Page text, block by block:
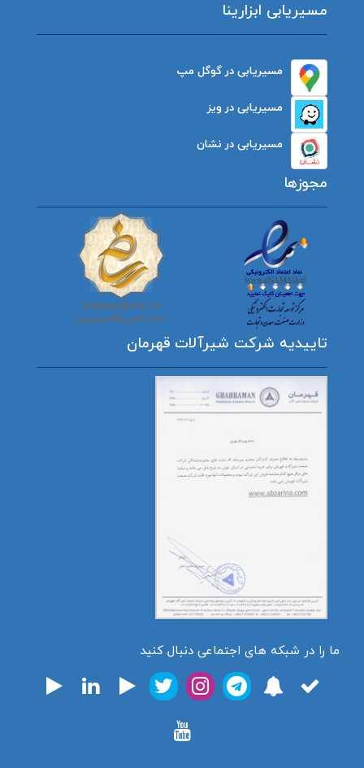
مسیریابی ابزارینا
مسیریابی در گوگل مپ
مسیریابی در ویز
مسیریابی در نشان
مجوزها
تاییدیه شرکت شیرآلات قهرمان
ما را در شبکه های اجتماعی دنبال کنید